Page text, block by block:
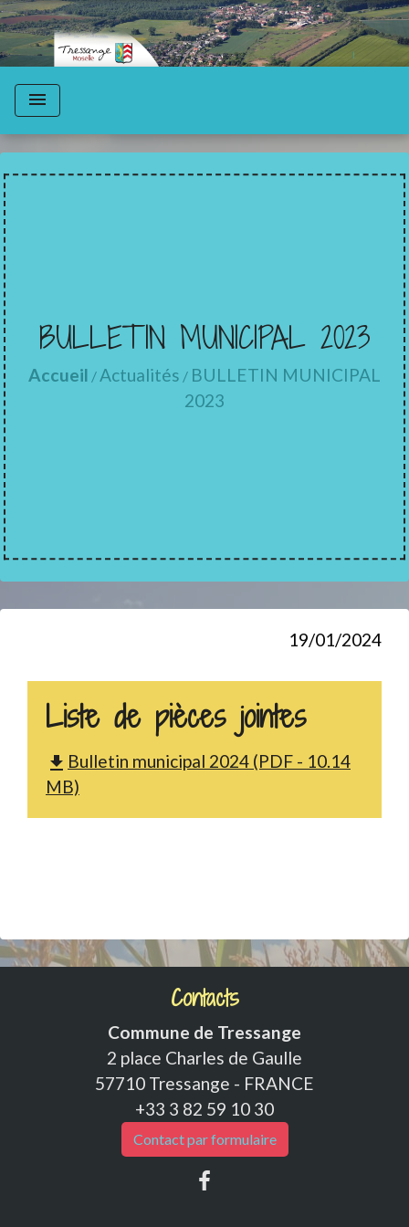
menu
BULLETIN MUNICIPAL 2023
Accueil / Actualités / BULLETIN MUNICIPAL
2023
19/01/2024
Liste de pièces jointes
file_download Bulletin municipal 2024 (PDF - 10.14
MB)
Contacts
Commune de Tressange
2 place Charles de Gaulle
57710 Tressange - FRANCE
+33 3 82 59 10 30
Contact par formulaire